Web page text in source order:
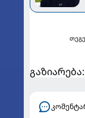
გაზიარება: